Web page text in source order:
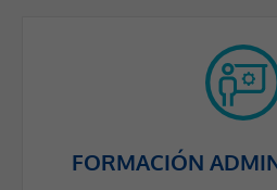
FORMACIÓN